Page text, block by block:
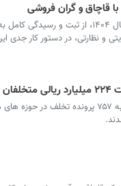
سرویس کردستان - مدیرکل تعزیرات حکومتی کردستان با
و نظارتی، در دستور کار جدی